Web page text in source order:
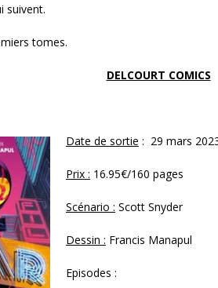
suivent.
tomes.
DELCOURT COMICS
Date de sortie : 29 mars
Prix : 16.95€/160 pages
Scénario : Scott Snyder
Dessin : Francis Manapul
Episodes :